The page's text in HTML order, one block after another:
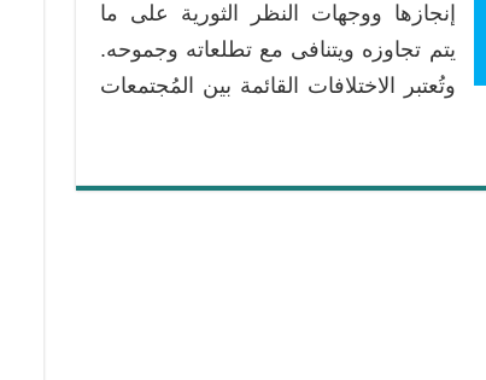
الثقافي
مغلقة
إنجازها ووجهات النظر الثورية على ما
يتم تجاوزه ويتنافى مع تطلعاته وجموحه.
وتُعتبر الاختلافات القائمة بين المُجتمعات